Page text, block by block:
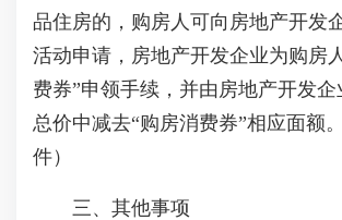
品住房的，购房人可向房地产开发
活动申请，房地产开发企业为购房
费券”申领手续，并由房地产开发企
总价中减去“购房消费券”相应面额
件）
三、其他事项